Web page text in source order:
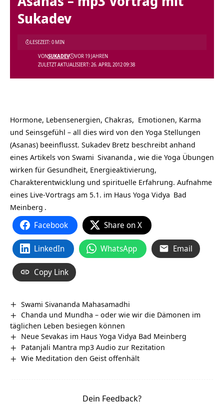
Sukadev
ZULETZT AKTUALISIERT: 26. APRIL 2012 09:38
VONSUKADEV VOR 19 JAHREN
LESEZEIT: 0 MIN
Hormone, Lebensenergien, Chakras, Emotionen, Karma
und Seinsgefühl – all dies wird von den Yoga Stellungen
(Asanas) beeinflusst. Sukadev Bretz beschreibt anhand
eines Artikels von Swami Sivananda , wie die Yoga Übungen
wirken für Gesundheit, Energieaktivierung,
Charakterentwicklung und spirituelle Erfahrung. Aufnahme
eines Live-Vortrags am 5.1. im Haus Yoga Vidya Bad
Meinberg .
Facebook Share on X
LinkedIn WhatsApp Email
Copy Link
Swami Sivananda Mahasamadhi
Chanda und Mundha – oder wie wir die Dämonen im
täglichen Leben besiegen können
Neue Sevakas im Haus Yoga Vidya Bad Meinberg
Patanjali Mantra mp3 Audio zur Rezitation
Wie Meditation den Geist offenhält
Dein Feedback?